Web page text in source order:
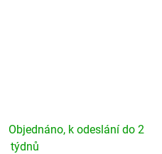
Objednáno, k odeslání do 2
týdnů